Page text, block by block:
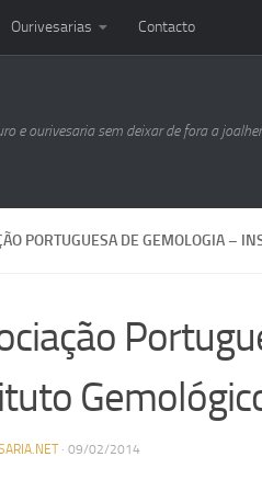
Ourivesarias Contacto
e ourivesaria sem deixar de fora a
PORTUGUESA DE GEMOLOGIA –
· 09/02/2014